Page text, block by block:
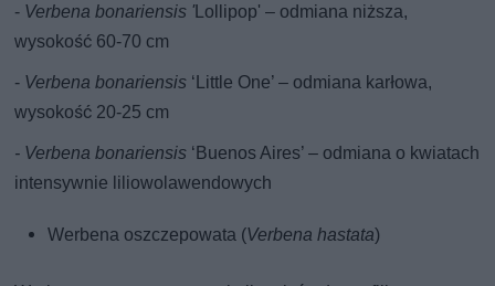
- Verbena bonariensis 'Lollipop' – odmiana niższa,
wysokość 60-70 cm
- Verbena bonariensis ‘Little One’ – odmiana karłowa,
wysokość 20-25 cm
- Verbena bonariensis ‘Buenos Aires’ – odmiana o kwiatach
intensywnie liliowolawendowych
Werbena oszczepowata (Verbena hastata)